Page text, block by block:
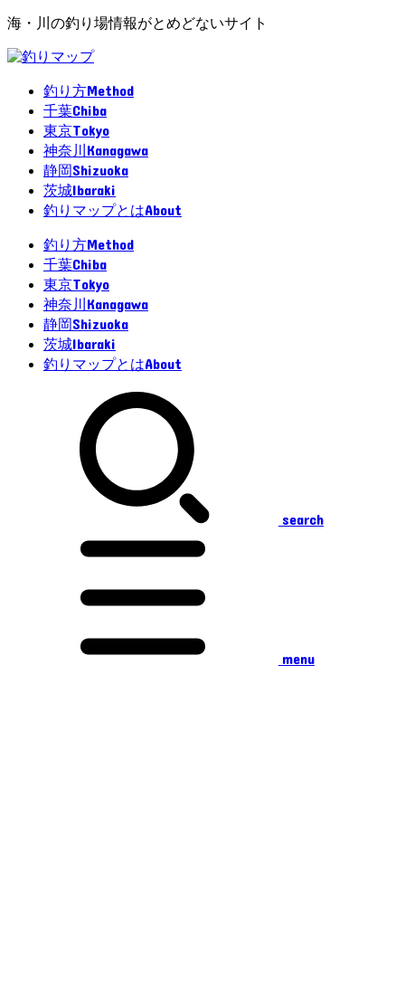
海・川の釣り場情報がとめどないサイト
釣り方Method
千葉Chiba
東京Tokyo
神奈川 Kanagawa
静岡Shizuoka
茨城Ibaraki
釣りマップとはAbout
釣り方Method
千葉Chiba
東京Tokyo
神奈川 Kanagawa
静岡Shizuoka
茨城Ibaraki
釣りマップとはAbout
search
menu